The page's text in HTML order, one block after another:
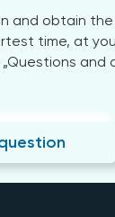
and obtain
time, at
and